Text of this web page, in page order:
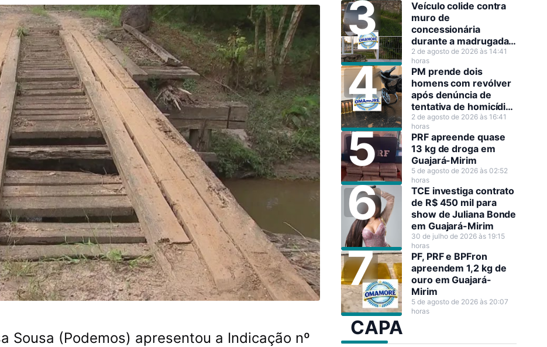
Sousa (Podemos) apresentou a Indicação nº
Veículo colide contra
muro de
concessionária
durante a madrugada
em Guajará-Mirim
2 de agosto de 2026 às 14:41
horas
PM prende dois
homens com revólver
após denúncia de
tentativa de homicídio
em Guajará-Mirim
2 de agosto de 2026 às 16:41
horas
PRF apreende quase
13 kg de droga em
Guajará-Mirim
5 de agosto de 2026 às 02:52
horas
TCE investiga contrato
de R$ 450 mil para
show de Juliana Bonde
em Guajará-Mirim
30 de julho de 2026 às 19:15
horas
PF, PRF e BPFron
apreendem 1,2 kg de
ouro em Guajará-
Mirim
5 de agosto de 2026 às 20:07
horas
CAPA